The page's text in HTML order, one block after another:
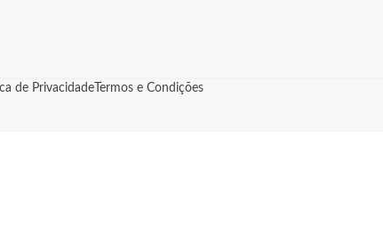
de Privacidade Termos e Condições